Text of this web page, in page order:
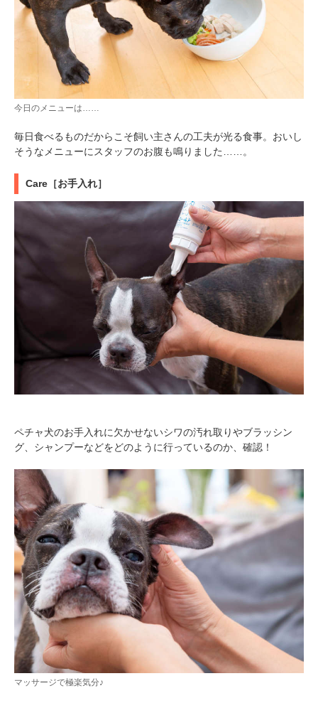
今日のメニューは……
毎日食べるものだからこそ飼い主さんの工夫が光る食事。おいし
そうなメニューにスタッフのお腹も鳴りました……。
Care［お手入れ］
ペチャ犬のお手入れに欠かせないシワの汚れ取りやブラッシン
グ、シャンプーなどをどのように行っているのか、確認！
マッサージで極楽気分♪